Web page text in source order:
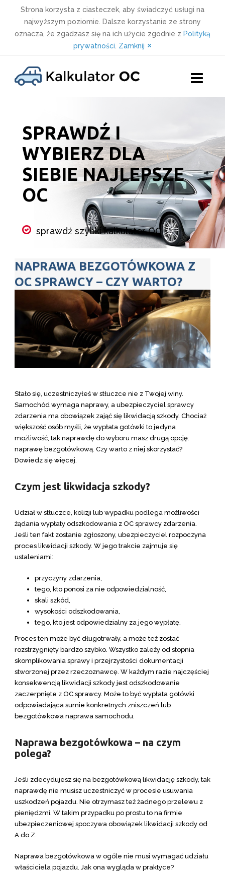
Strona korzysta z ciasteczek, aby świadczyć usługi na
najwyższym poziomie. Dalsze korzystanie ze strony
oznacza, że zgadzasz się na ich użycie zgodnie z Polityką
prywatności Zamknij ×
content
SPRAWDŹ I
WYBIERZ DLA
SIEBIE NAJLEPSZE
OC
sprawdź szybki kalkulator OC
ubezpieczycieli w kilka minut
wybierz ubezpieczenie i kup online
Kalkulator OC
NAPRAWA BEZGOTÓWKOWA Z
OC SPRAWCY – CZY WARTO?
Stało się, uczestniczyłeś w stłuczce nie z Twojej winy.
Samochód wymaga naprawy, a ubezpieczyciel sprawcy
zdarzenia ma obowiązek zająć się likwidacją szkody. Chociaż
większość osób myśli, że wypłata gotówki to jedyna
możliwość, tak naprawdę do wyboru masz drugą opcję:
naprawę bezgotówkową. Czy warto z niej skorzystać?
Dowiedz się więcej.
Czym jest likwidacja szkody?
Udział w stłuczce, kolizji lub wypadku podlega możliwości
żądania wypłaty odszkodowania z OC sprawcy zdarzenia.
Jeśli ten fakt zostanie zgłoszony, ubezpieczyciel rozpoczyna
proces likwidacji szkody. W jego trakcie zajmuje się
ustaleniami:
przyczyny zdarzenia,
tego, kto ponosi za nie odpowiedzialność,
skali szkód,
wysokości odszkodowania,
tego, kto jest odpowiedzialny za jego wypłatę.
Proces ten może być długotrwały, a może też zostać
rozstrzygnięty bardzo szybko. Wszystko zależy od stopnia
skomplikowania sprawy i przejrzystości dokumentacji
stworzonej przez rzeczoznawcę. W każdym razie najczęściej
konsekwencją likwidacji szkody jest odszkodowanie
zaczerpnięte z OC sprawcy. Może to być wypłata gotówki
odpowiadająca sumie konkretnych zniszczeń lub
bezgotówkowa naprawa samochodu.
Naprawa bezgotówkowa – na czym
polega?
Jeśli zdecydujesz się na bezgotówkową likwidację szkody, tak
naprawdę nie musisz uczestniczyć w procesie usuwania
uszkodzeń pojazdu. Nie otrzymasz też żadnego przelewu z
pieniędzmi. W takim przypadku po prostu to na firmie
ubezpieczeniowej spoczywa obowiązek likwidacji szkody od
A do Z.
Naprawa bezgotówkowa w ogóle nie musi wymagać udziału
właściciela pojazdu. Jak ona wygląda w praktyce?